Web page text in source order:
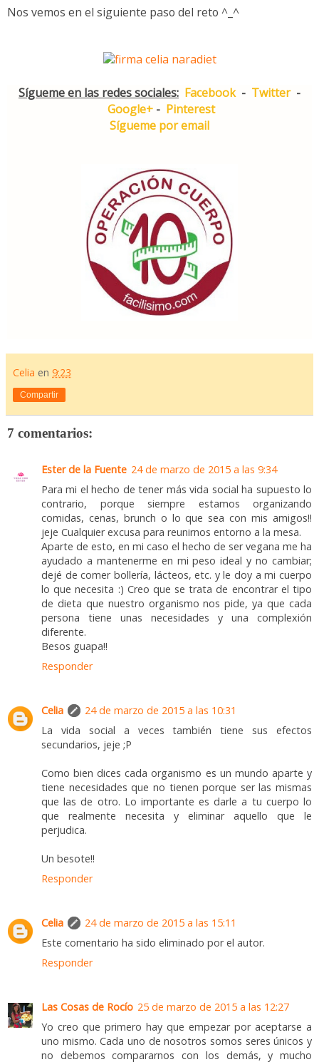
Nos vemos en el siguiente paso del reto ^_^
Sígueme en las redes sociales: Facebook- Twitter-
Google+ - Pinterest
Sígueme por email
Celia en 9:23
Compartir
7 comentarios:
Ester de la Fuente 24 de marzo de 2015 a las 9:34
Para mi el hecho de tener más vida social ha supuesto lo
contrario, porque siempre estamos organizando
comidas, cenas, brunch o lo que sea con mis amigos!!
jeje Cualquier excusa para reunirnos entorno a la mesa.
Aparte de esto, en mi caso el hecho de ser vegana me ha
ayudado a mantenerme en mi peso ideal y no cambiar;
dejé de comer bollería, lácteos, etc. y le doy a mi cuerpo
lo que necesita :) Creo que se trata de encontrar el tipo
de dieta que nuestro organismo nos pide, ya que cada
persona tiene unas necesidades y una complexión
diferente.
Besos guapa!!
Responder
Celia
24 de marzo de 2015 a las 10:31
La vida social a veces también tiene sus efectos
secundarios, jeje ;P
Como bien dices cada organismo es un mundo aparte y
tiene necesidades que no tienen porque ser las mismas
que las de otro. Lo importante es darle a tu cuerpo lo
que realmente necesita y eliminar aquello que le
perjudica.
Un besote!!
Responder
Celia
24 de marzo de 2015 a las 15:11
Este comentario ha sido eliminado por el autor.
Responder
Las Cosas de Rocío 25 de marzo de 2015 a las 12:27
Yo creo que primero hay que empezar por aceptarse a
uno mismo. Cada uno de nosotros somos seres únicos y
no debemos compararnos con los demás, y mucho